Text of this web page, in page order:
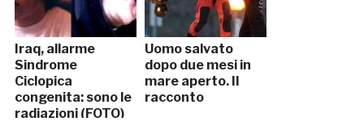
Iraq, allarme
Sindrome
Ciclopica
congenita: sono le
radiazioni (FOTO)
Uomo salvato
dopo due mesi in
mare aperto. Il
racconto